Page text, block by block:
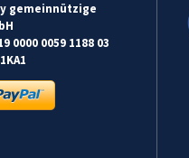
gemeinnützige
0000 0059 1188 03